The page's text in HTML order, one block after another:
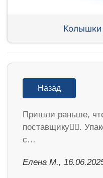
Колышки
Назад
Пришли раньше,
поставщику👍🏻.
с…
Елена М.,